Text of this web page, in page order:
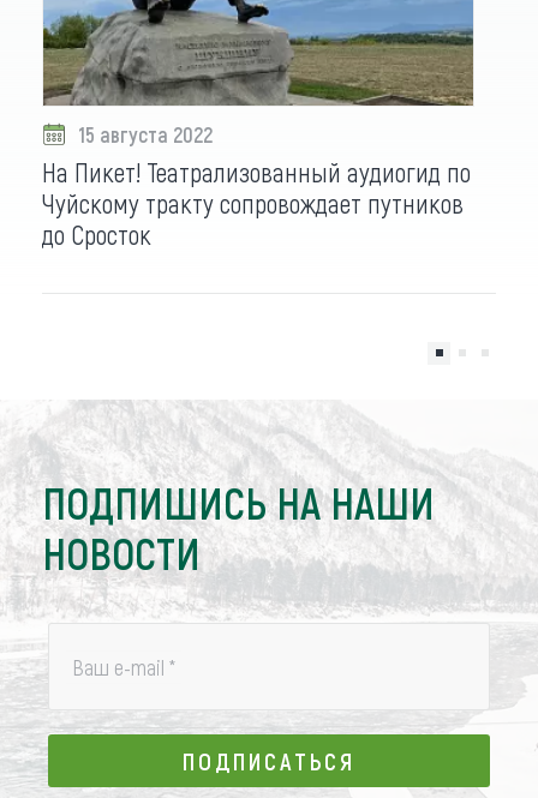
15 августа 2022
На Пикет! Театрализованный аудиогид по
Чуйскому тракту сопровождает путников
до Сросток
ПОДПИШИСЬ НА НАШИ
НОВОСТИ
Ваш e-mail *
ПОДПИСАТЬСЯ